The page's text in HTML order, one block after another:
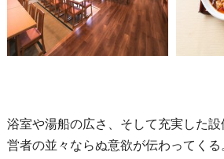
浴室や湯船の広さ、そして充実した
営者の並々ならぬ意欲が伝わってく